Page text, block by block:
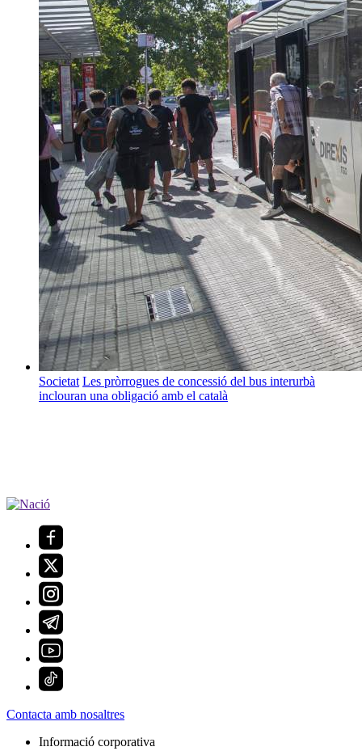
Societat Les pròrrogues de concessió del bus interurbà
inclouran una obligació amb el català
Contacta amb nosaltres
Informació corporativa